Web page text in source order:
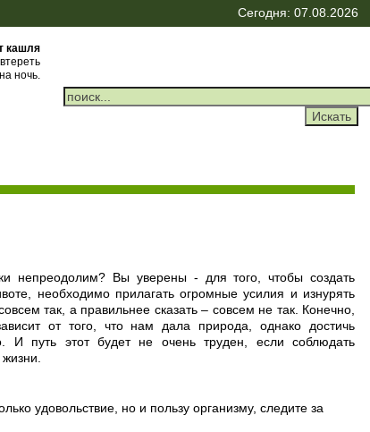
Сегодня: 07.08.2026
кашля
ночь.
непреодолим? Вы уверены - для того, чтобы создать
необходимо прилагать огромные усилия и изнурять
так, а правильнее сказать – совсем не так. Конечно,
от того, что нам дала природа, однако достичь
И путь этот будет не очень труден, если соблюдать
удовольствие, но и пользу организму, следите за